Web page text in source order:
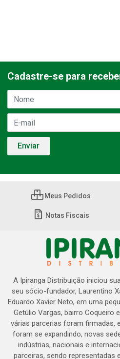
Cadastre-se para
Meus Pedidos
Notas Fiscais
A Ipiranga Distribuição iniciou
seu sócio-fundador, Laurentino
Eduardo Xavier Neto, em uma
Getúlio Vargas, bairro Coqueiro
várias parcerias foram firmadas,
foram se expandindo, novas
indústrias, nacionais e
parceiras, sendo representadas